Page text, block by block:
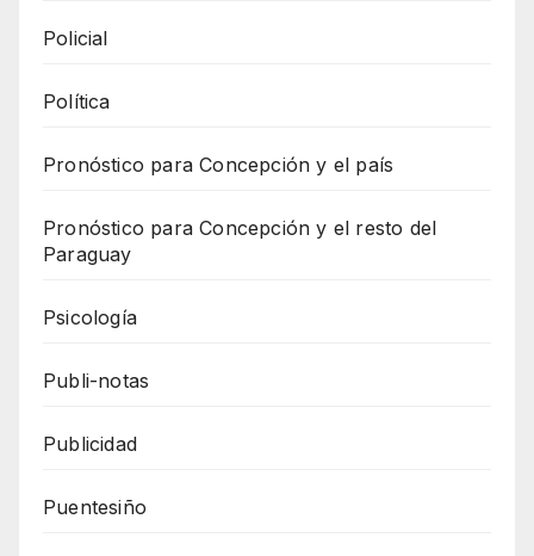
Policial
Política
Pronóstico para Concepción y el país
Pronóstico para Concepción y el resto del
Paraguay
Psicología
Publi-notas
Publicidad
Puentesiño